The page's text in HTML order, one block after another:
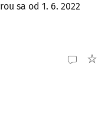
sa od 1. 6. 2022